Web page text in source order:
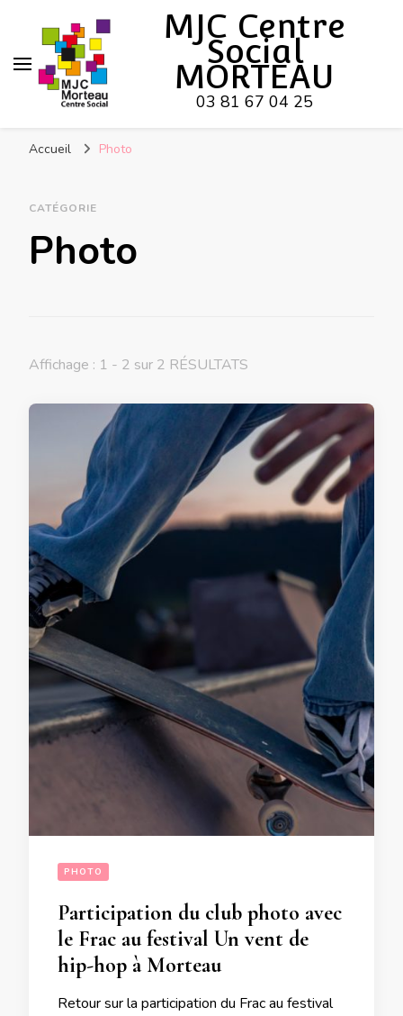
MJC Centre
Social
MORTEAU
03 81 67 04 25
Accueil Photo
CATÉGORIE
Photo
Affichage : 1 - 2 sur 2 RÉSULTATS
PHOTO
Participation du club photo avec
le Frac au festival Un vent de
hip-hop à Morteau
Retour sur la participation du Frac au festival